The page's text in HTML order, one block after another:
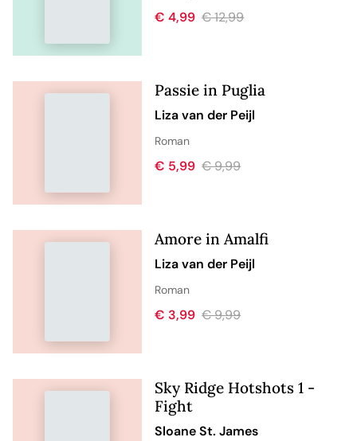
€ 4,99 € 12,99
Passie in Puglia
Liza van der Peijl
Roman
€ 5,99 € 9,99
Amore in Amalfi
Liza van der Peijl
Roman
€ 3,99 € 9,99
Sky Ridge Hotshots 1 -
Fight
Sloane St. James